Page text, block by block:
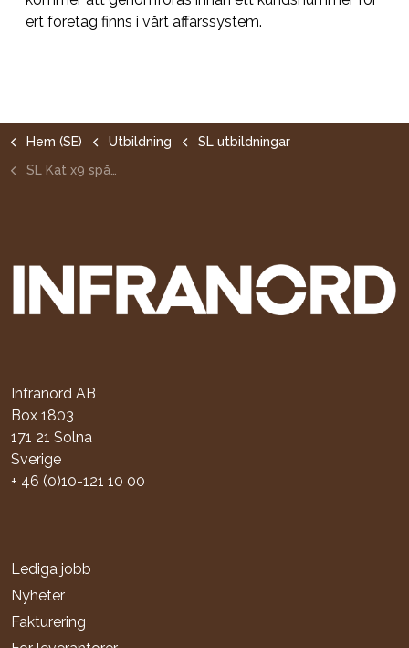
ert företag finns i vårt affärssystem.
Hem (SE) Utbildning
SL utbildningar
SL Kat x9 spår- och tunnelbehörighet
Infranord AB
Box 1803
171 21 Solna
Sverige
+ 46 (0)10-121 10 00
Lediga jobb
Nyheter
Fakturering